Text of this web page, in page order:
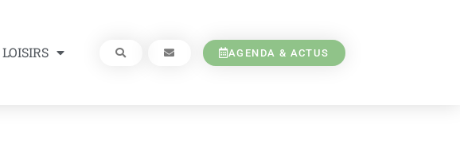
LOISIRS AGENDA & ACTUS